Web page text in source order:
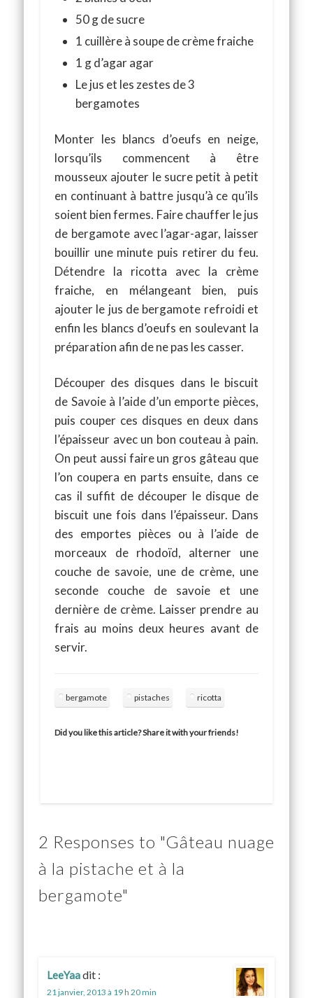
50 g de sucre
1 cuillère à soupe de crème fraiche
1 g d’agar agar
Le jus et les zestes de 3
bergamotes
Monter les blancs d’oeufs en neige,
lorsqu’ils commencent à être
mousseux ajouter le sucre petit à petit
en continuant à battre jusqu’à ce qu’ils
soient bien fermes. Faire chauffer le jus
de bergamote avec l’agar-agar, laisser
bouillir une minute puis retirer du feu.
Détendre la ricotta avec la crème
fraiche, en mélangeant bien, puis
ajouter le jus de bergamote refroidi et
enfin les blancs d’oeufs en soulevant la
préparation afin de ne pas les casser.
Découper des disques dans le biscuit
de Savoie à l’aide d’un emporte pièces,
puis couper ces disques en deux dans
l’épaisseur avec un bon couteau à pain.
On peut aussi faire un gros gâteau que
l’on coupera en parts ensuite, dans ce
cas il suffit de découper le disque de
biscuit une fois dans l’épaisseur. Dans
des emportes pièces ou à l’aide de
morceaux de rhodoïd, alterner une
couche de savoie, une de crème, une
seconde couche de savoie et une
dernière de crème. Laisser prendre au
frais au moins deux heures avant de
servir.
bergamote pistaches ricotta
Did you like this article? Share it with your friends!
2 Responses to "Gâteau nuage
à la pistache et à la
bergamote"
LeeYaadit :
21 janvier, 2013 à 19 h 20 min